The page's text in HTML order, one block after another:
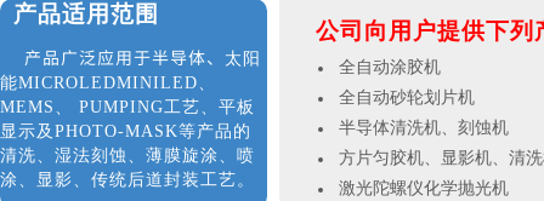
公司向用户提供下列
产品适用范围
产品广泛应用于半导体、
太阳
能MICROLEDMINILED、
MEMS 、 PUMPING工艺、平板
显示及 PHOTO-MASK等产品的
清洗、湿法刻蚀、薄膜旋涂、喷
涂、显影、传统后道封装工艺。
全自动涂胶机
全自动砂轮划片机
半导体清洗机、刻蚀机
方片匀胶机、显影机、清
激光陀螺仪化学抛光机